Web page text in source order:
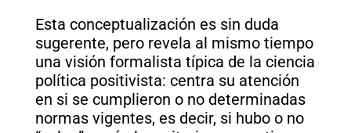
Esta conceptualización es sin duda
sugerente, pero revela al mismo tiempo
una visión formalista típica de la ciencia
política positivista: centra su atención
en si se cumplieron o no determinadas
normas vigentes, es decir, si hubo o no